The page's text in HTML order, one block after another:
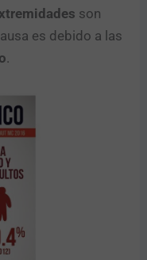
son
es debido a las
.